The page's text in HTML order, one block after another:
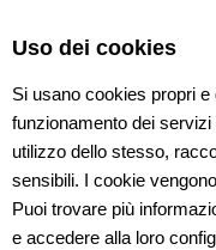
Uso dei cookies
Si usano cookies propri
funzionamento dei
utilizzo dello stesso,
sensibili. I cookie
Puoi trovare più
e accedere alla loro